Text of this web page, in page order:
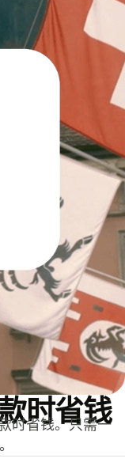
时省钱
时省钱。只需一